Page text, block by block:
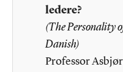
ledere?
(The Personality
Danish)
Professor